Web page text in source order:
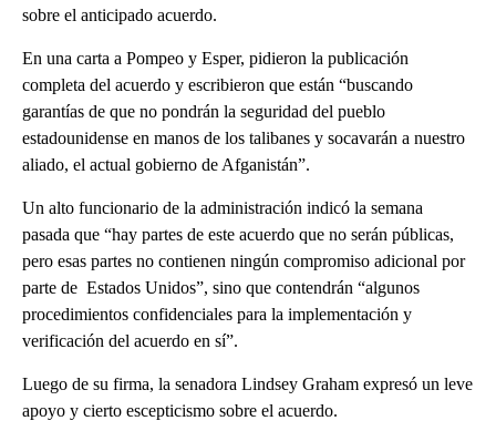
sobre el anticipado acuerdo.
En una carta a Pompeo y Esper, pidieron la publicación
completa del acuerdo y escribieron que están “buscando
garantías de que no pondrán la seguridad del pueblo
estadounidense en manos de los talibanes y socavarán a nuestro
aliado, el actual gobierno de Afganistán”.
Un alto funcionario de la administración indicó la semana
pasada que “hay partes de este acuerdo que no serán públicas,
pero esas partes no contienen ningún compromiso adicional por
parte de Estados Unidos”, sino que contendrán “algunos
procedimientos confidenciales para la implementación y
verificación del acuerdo en sí”.
Luego de su firma, la senadora Lindsey Graham expresó un leve
apoyo y cierto escepticismo sobre el acuerdo.